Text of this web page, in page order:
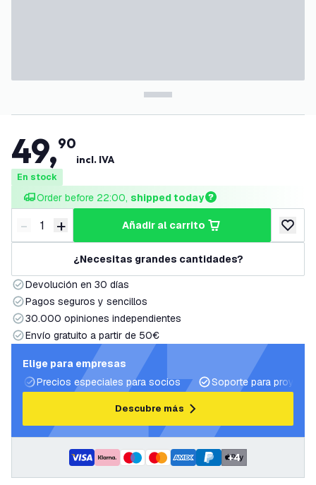
49,90
incl. IVA
En stock
Order before 22:00, shipped today
Disminuir cantidad
- Aumentar cantidad
+ añadir al carrito
añadir
¿Necesitas grandes cantidades?
Devolución en 30 días
Pagos seguros y sencillos
30.000 opiniones independientes
Envío gratuito a partir de 50€
Elige para empresas
Precios especiales para socios
Soporte para
Descubre más
+4